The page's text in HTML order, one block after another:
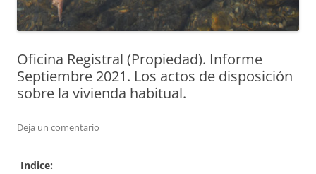
Oficina Registral (Propiedad). Informe
Septiembre 2021. Los actos de disposición
sobre la vivienda habitual.
Deja un comentario
Indice: